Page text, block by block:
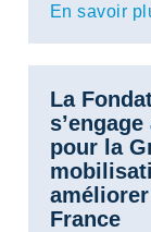
En savoir
La
pour la
France